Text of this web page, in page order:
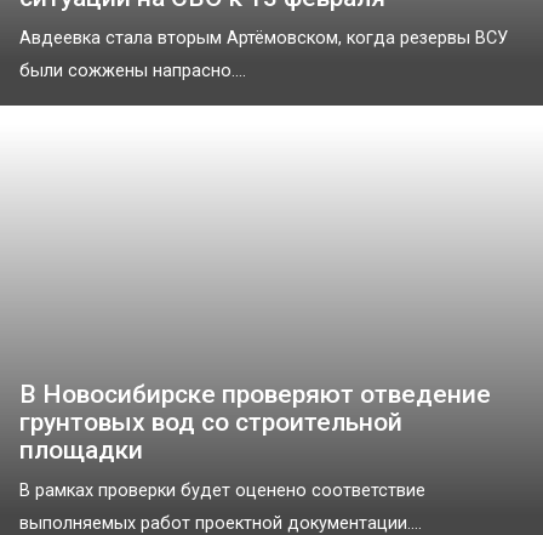
Авдеевка стала вторым Артёмовском, когда резервы ВСУ
были сожжены напрасно....
В Новосибирске проверяют отведение
грунтовых вод со строительной
площадки
В рамках проверки будет оценено соответствие
выполняемых работ проектной документации....